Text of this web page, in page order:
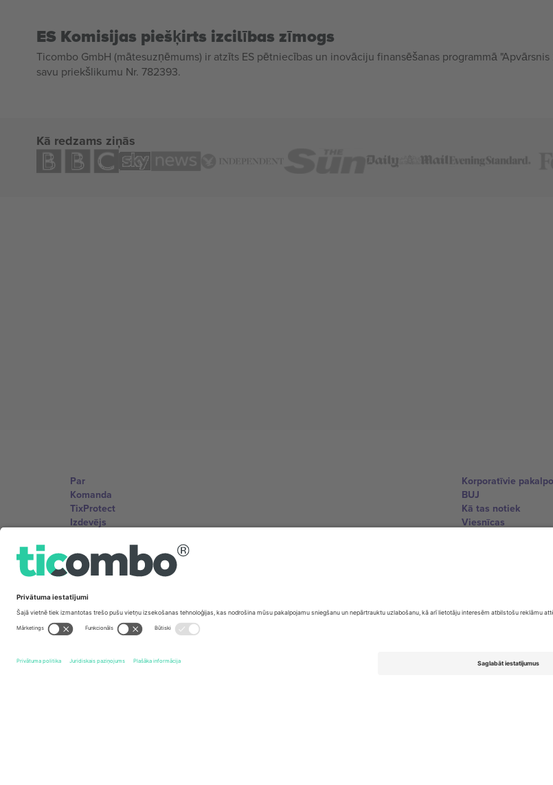
ES Komisijas piešķirts izcilības zīmogs
Ticombo GmbH (mātesuzņēmums) ir atzīts ES pētniecības un inovāciju finansēšanas programmā
savu priekšlikumu Nr. 782393.
Kā redzams ziņās
Par
Komanda
TixProtect
Izdevējs
Partneru programma
Korporatīvie
BUJ
Kā tas notiek
Viesnīcas